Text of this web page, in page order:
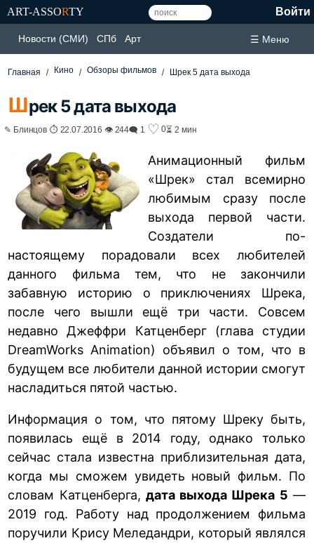
ART-ASSORTY Войти
Новости (СМИ) СПб Арт ☰ Меню
Главная Кино Обзоры фильмов Шрек 5 дата выхода
Шрек 5 дата выхода
✎ Блинцов ⏱ 22.07.2016 👁 244🗨 1 ♡ 0⏳ 2 мин
Анимационный фильм
«Шрек» стал всемирно
любимым сразу после
выхода первой части.
Создатели по-
настоящему порадовали всех любителей
данного фильма тем, что не закончили
забавную историю о приключениях Шрека,
после чего вышли ещё три части. Совсем
недавно Джеффри Катценберг (глава студии
DreamWorks Animation) объявил о том, что в
будущем все любители данной истории смогут
насладиться пятой частью.
Информация о том, что пятому Шреку быть,
появилась ещё в 2014 году, однако только
сейчас стала известна приблизительная дата,
когда мы сможем увидеть новый фильм. По
словам Катценберга, дата выхода Шрека 5 —
2019 год. Работу над продолжением фильма
поручили Крису Меледандри, который являлся